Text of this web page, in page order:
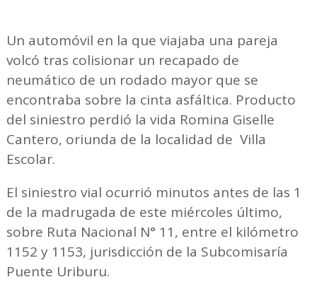
Un automóvil en la que viajaba una pareja
volcó tras colisionar un recapado de
neumático de un rodado mayor que se
encontraba sobre la cinta asfáltica. Producto
del siniestro perdió la vida Romina Giselle
Cantero, oriunda de la localidad de Villa
Escolar.
El siniestro vial ocurrió minutos antes de las 1
de la madrugada de este miércoles último,
sobre Ruta Nacional N° 11, entre el kilómetro
1152 y 1153, jurisdicción de la Subcomisaría
Puente Uriburu.